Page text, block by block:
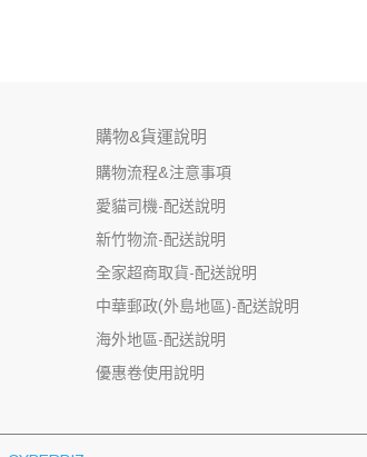
購物&貨運說明
購物流程&注意事項
愛貓司機-配送說明
新竹物流-配送說明
全家超商取貨-配送說明
中華郵政(外島地區)-配送說明
海外地區-配送說明
優惠卷使用說明